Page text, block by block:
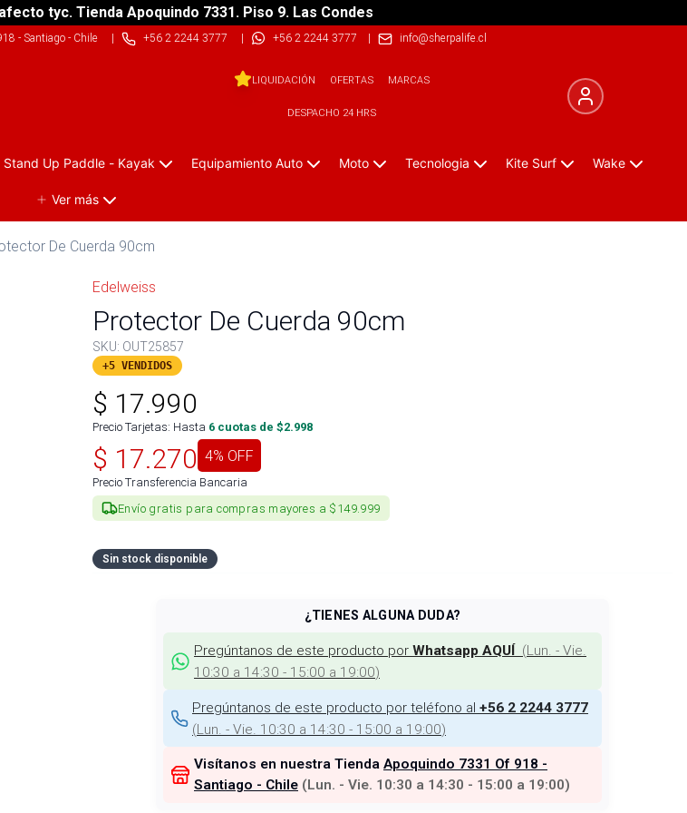
afecto tyc. Tienda Apoquindo 7331. Piso 9. Las Condes
- Santiago - Chile| +56 2 2244 3777 | +56 2 2244 3777 | info@sherpalife.cl
LIQUIDACIÓN OFERTAS MARCAS
DESPACHO 24 HRS
Stand Up Paddle - Kayak Equipamiento Auto Moto Tecnologia Kite Surf Wake
Ver más
De Cuerda 90cm
Edelweiss
Protector De Cuerda 90cm
SKU: OUT25857
+5 VENDIDOS
$ 17.990
Precio Tarjetas: Hasta 6 cuotas de $2.998
$ 17.270 4% OFF
Precio Transferencia Bancaria
Envío gratis para compras mayores a $149.999
Sin stock disponible
¿TIENES ALGUNA DUDA?
Pregúntanos de este producto por Whatsapp AQUÍ (Lun. - Vie.
10:30 a 14:30 - 15:00 a 19:00)
Pregúntanos de este producto por teléfono al +56 2 2244 3777
(Lun. - Vie. 10:30 a 14:30 - 15:00 a 19:00)
Visítanos en nuestra Tienda Apoquindo 7331 Of 918 -
Santiago - Chile (Lun. - Vie. 10:30 a 14:30 - 15:00 a 19:00)